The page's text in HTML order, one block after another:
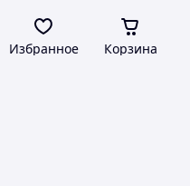
Избранное Корзина